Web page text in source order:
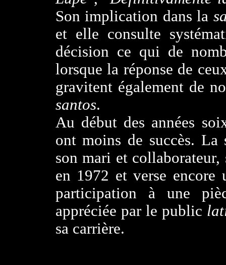
Son implication dans la
et elle consulte
décision ce qui de
lorsque la réponse de
gravitent également de
santos.
Au début des années
ont moins de succès.
son mari et
en 1972 et verse
participation à une
appréciée par le public
sa carrière.